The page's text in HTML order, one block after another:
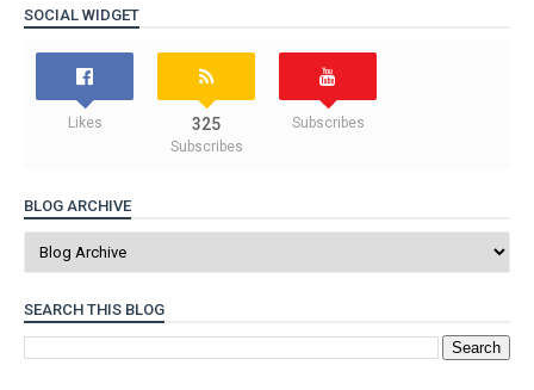
SOCIAL WIDGET
Likes 325
Subscribes
Subscribes
BLOG ARCHIVE
SEARCH THIS BLOG